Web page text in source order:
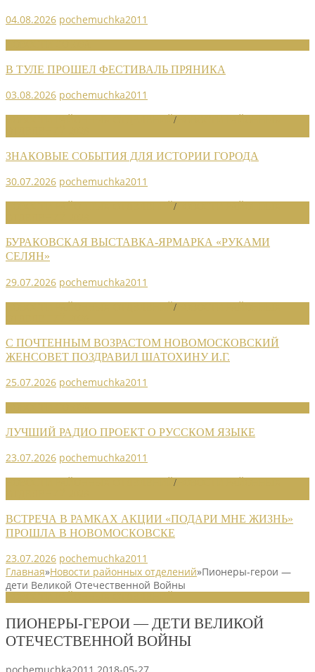
04.08.2026 pochemuchka2011
В ТУЛЕ ПРОШЕЛ ФЕСТИВАЛЬ ПРЯНИКА
03.08.2026 pochemuchka2011
/
ЗНАКОВЫЕ СОБЫТИЯ ДЛЯ ИСТОРИИ ГОРОДА
30.07.2026 pochemuchka2011
/
БУРАКОВСКАЯ ВЫСТАВКА-ЯРМАРКА «РУКАМИ
СЕЛЯН»
29.07.2026 pochemuchka2011
/
С ПОЧТЕННЫМ ВОЗРАСТОМ НОВОМОСКОВСКИЙ
ЖЕНСОВЕТ ПОЗДРАВИЛ ШАТОХИНУ И.Г.
25.07.2026 pochemuchka2011
ЛУЧШИЙ РАДИО ПРОЕКТ О РУССКОМ ЯЗЫКЕ
23.07.2026 pochemuchka2011
/
ВСТРЕЧА В РАМКАХ АКЦИИ «ПОДАРИ МНЕ ЖИЗНЬ»
ПРОШЛА В НОВОМОСКОВСКЕ
23.07.2026 pochemuchka2011
Главная»Новости районных отделений»Пионеры-герои —
дети Великой Отечественной Войны
ПИОНЕРЫ-ГЕРОИ — ДЕТИ ВЕЛИКОЙ
ОТЕЧЕСТВЕННОЙ ВОЙНЫ